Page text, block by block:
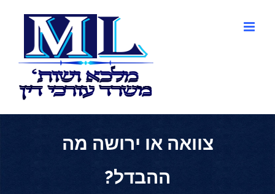
צוואה או ירושה מה
ההבדל?